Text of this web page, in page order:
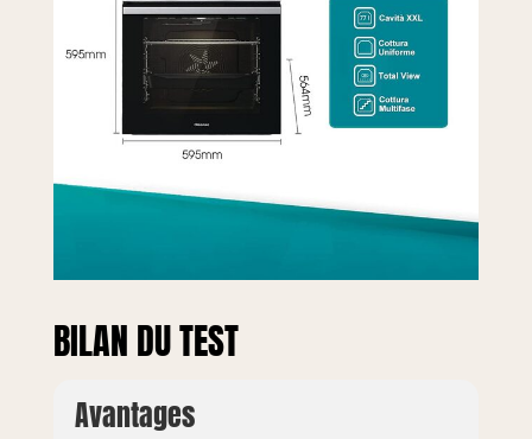
BILAN DU TEST
Avantages